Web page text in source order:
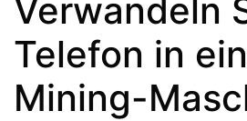
Verwandeln
Telefon in
Mining-